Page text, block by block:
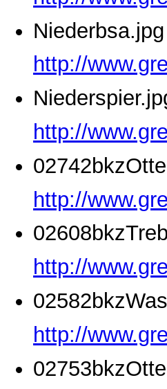
Niederbsa.jpg
http://
http://
http://
http://
http://